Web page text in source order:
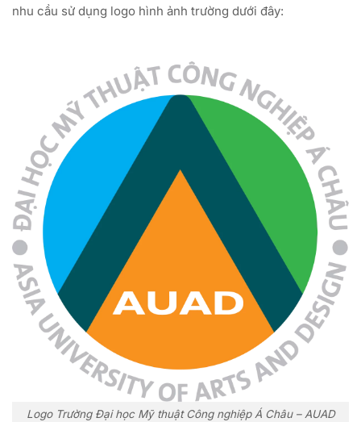
nhu cầu sử dụng logo hình ảnh trường dưới đây:
Logo Trường Đại học Mỹ thuật Công nghiệp Á Châu – AUAD